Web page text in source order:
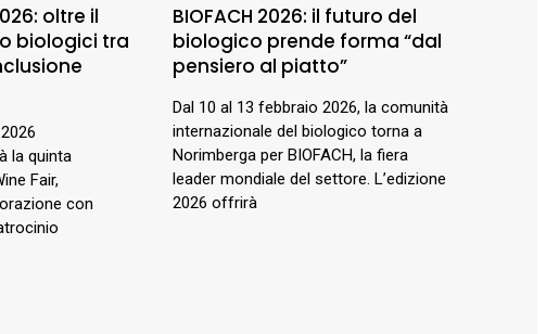
oltre il
biologici tra
la quinta
Fair,
con
BIOFACH 2026: il futuro del
biologico prende forma “dal
pensiero al piatto”
Dal 10 al 13 febbraio 2026, la comunità
internazionale del biologico torna a
Norimberga per BIOFACH, la fiera
leader mondiale del settore. L’edizione
2026 offrirà